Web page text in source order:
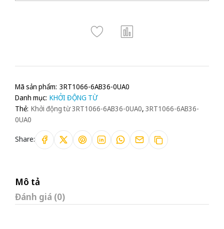
Mã sản phẩm: 3RT1066-6AB36-0UA0
Danh mục: KHỞI ĐỘNG TỪ
Thẻ: Khởi động từ 3RT1066-6AB36-0UA0, 3RT1066-6AB36-
0UA0
Share:
Mô tả
Đánh giá (0)